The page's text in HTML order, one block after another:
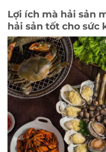
Lợi ích mà hải sản
hải sản tốt cho sức